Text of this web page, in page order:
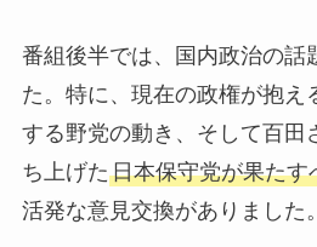
番組後半では、国内政治の話
た。特に、現在の政権が抱え
する野党の動き、そして百田
ち上げた日本保守党が果たす
活発な意見交換がありました。